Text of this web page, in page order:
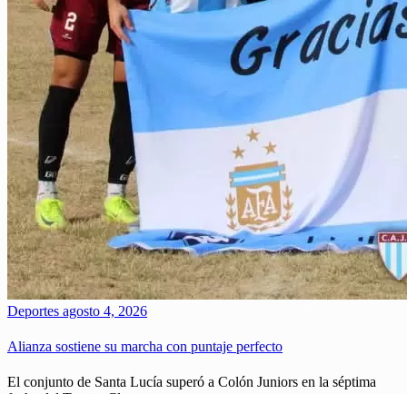
Deportes agosto 4, 2026
Alianza sostiene su marcha con puntaje perfecto
El conjunto de Santa Lucía superó a Colón Juniors en la séptima